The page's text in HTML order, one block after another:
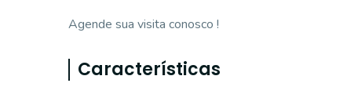
Agende sua visita conosco !
Características